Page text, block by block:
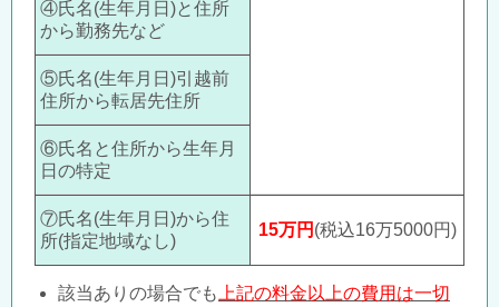
④氏名(生年月日)と住所
から勤務先など
⑤氏名(生年月日)引越前
住所から転居先住所
⑥氏名と住所から生年月
日の特定
⑦氏名(生年月日)から住
所(指定地域なし)
15万円 (税込16万5000円)
該当ありの場合でも上記の料金以上の費用は一切